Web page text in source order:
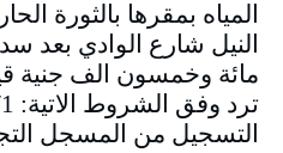
مائة وخمسون الف جنية